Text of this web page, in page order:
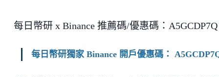
每日幣研 x Binance 推薦碼/優惠碼：A5GCDP7Q
每日幣研獨家 Binance 開戶優惠碼：